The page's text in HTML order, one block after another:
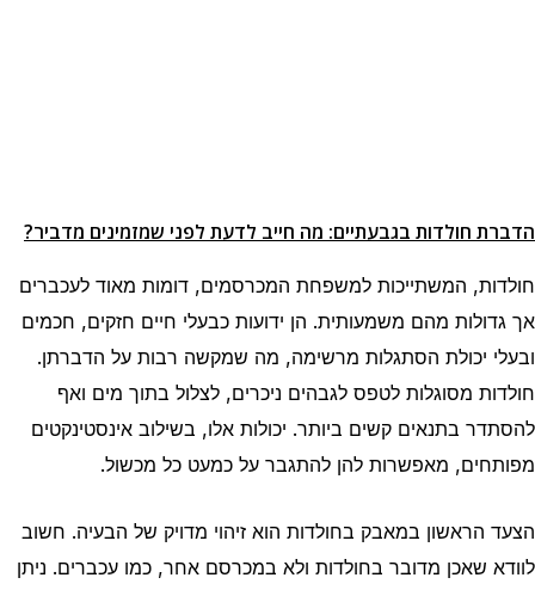
הדברת חולדות בגבעתיים: מה חייב לדעת לפני שמזמינים מדביר?
חולדות, המשתייכות למשפחת המכרסמים, דומות מאוד לעכברים
אך גדולות מהם משמעותית. הן ידועות כבעלי חיים חזקים, חכמים
ובעלי יכולת הסתגלות מרשימה, מה שמקשה רבות על הדברתן.
חולדות מסוגלות לטפס לגבהים ניכרים, לצלול בתוך מים ואף
להסתדר בתנאים קשים ביותר. יכולות אלו, בשילוב אינסטינקטים
מפותחים, מאפשרות להן להתגבר על כמעט כל מכשול.
הצעד הראשון במאבק בחולדות הוא זיהוי מדויק של הבעיה. חשוב
לוודא שאכן מדובר בחולדות ולא במכרסם אחר, כמו עכברים. ניתן